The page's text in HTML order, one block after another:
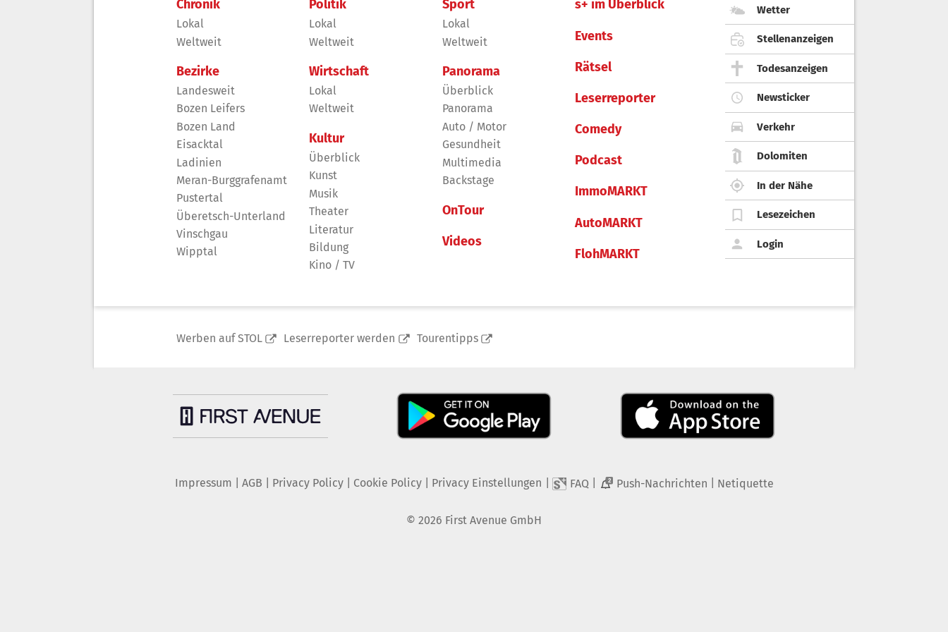
Chronik
Lokal
Weltweit
Bezirke
Landesweit
Bozen Leifers
Bozen Land
Eisacktal
Ladinien
Meran-Burggrafenamt
Pustertal
Überetsch-Unterland
Vinschgau
Wipptal
Politik
Lokal
Weltweit
Wirtschaft
Lokal
Weltweit
Kultur
Überblick
Kunst
Musik
Theater
Literatur
Bildung
Kino / TV
Sport
Lokal
Weltweit
Panorama
Überblick
Panorama
Auto / Motor
Gesundheit
Multimedia
Backstage
OnTour
Videos
s+ im Überblick
Events
Rätsel
Leserreporter
Comedy
Podcast
ImmoMARKT
AutoMARKT
FlohMARKT
Wetter
Stellenanzeigen
Todesanzeigen
Newsticker
Verkehr
Dolomiten
In der Nähe
Lesezeichen
Login
Werben auf STOL Leserreporter werden Tourentipps
Impressum AGB Privacy Policy| Cookie Policy| Privacy Einstellungen FAQ 2 Push-Nachrichten Netiquette
© 2026 First Avenue GmbH